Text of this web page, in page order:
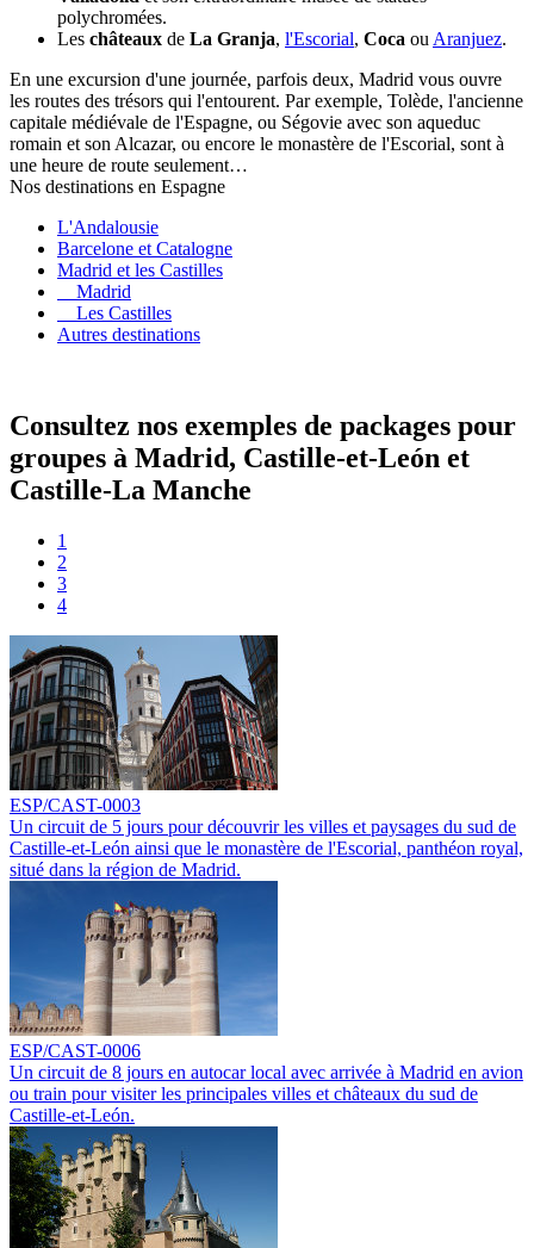
polychromées.
Les châteaux de La Granja, l'Escorial, Coca ou Aranjuez.
En une excursion d'une journée, parfois deux, Madrid vous ouvre
les routes des trésors qui l'entourent. Par exemple, Tolède, l'ancienne
capitale médiévale de l'Espagne, ou Ségovie avec son aqueduc
romain et son Alcazar, ou encore le monastère de l'Escorial, sont à
une heure de route seulement…
Nos destinations en Espagne
L'Andalousie
Barcelone et Catalogne
Madrid et les Castilles
Madrid
Les Castilles
Autres destinations
Consultez nos exemples de packages pour
groupes à Madrid, Castille-et-León et
Castille-La Manche
1
2
3
4
ESP/CAST-0003
Un circuit de 5 jours pour découvrir les villes et paysages du sud de
Castille-et-León ainsi que le monastère de l'Escorial, panthéon royal,
situé dans la région de Madrid.
ESP/CAST-0006
Un circuit de 8 jours en autocar local avec arrivée à Madrid en avion
ou train pour visiter les principales villes et châteaux du sud de
Castille-et-León.